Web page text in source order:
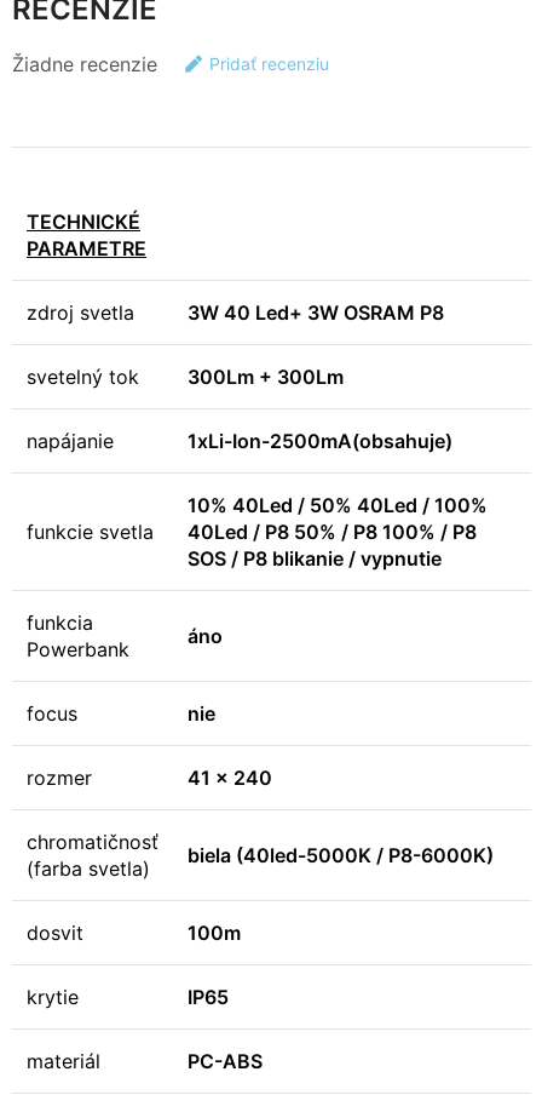
RECENZIE
Žiadne recenzie Pridať recenziu
TECHNICKÉ
PARAMETRE
zdroj svetla 3W 40 Led+ 3W OSRAM P8
svetelný tok 300Lm + 300Lm
napájanie 1xLi-Ion-2500mA(obsahuje)
funkcie svetla
10% 40Led / 50% 40Led / 100%
40Led / P8 50% / P8 100% / P8
SOS / P8 blikanie / vypnutie
funkcia
Powerbank
áno
focus nie
rozmer 41 x 240
chromatičnosť
(farba svetla)
biela (40led-5000K / P8-6000K)
dosvit 100m
krytie IP65
materiál PC-ABS